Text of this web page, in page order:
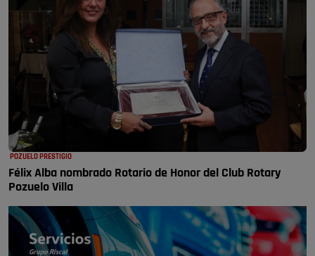
POZUELO PRESTIGIO
Félix Alba nombrado Rotario de Honor del Club Rotary
Pozuelo Villa